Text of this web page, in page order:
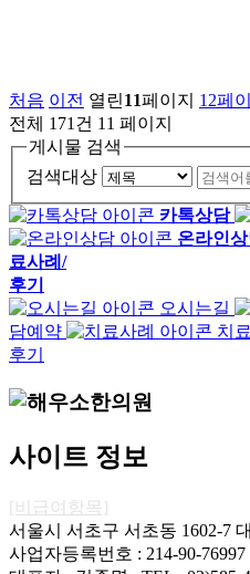
처음 이전 열린11페이지 12페
전체 171건 11 페이지
게시물 검색
검색대상
카톡상담
온라인
료사례/
후기
오시는길
담예약
치
후기
사이트 정보
[비급여항목]
서울시 서초구 서초동 1602-7
사업자등록번호 : 214-90-76997